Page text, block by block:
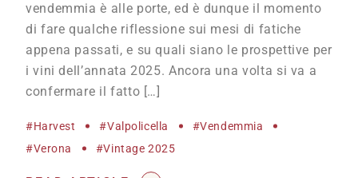
vendemmia è alle porte, ed è dunque il momento
di fare qualche riflessione sui mesi di fatiche
appena passati, e su quali siano le prospettive per
i vini dell’annata 2025. Ancora una volta si va a
confermare il fatto […]
#harvest #Valpolicella
#vendemmia
#Verona
#vintage 2025